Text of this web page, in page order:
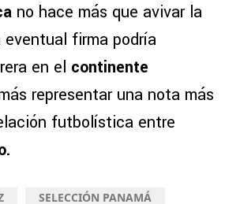
no hace más que avivar la
eventual firma podría
en el continente
representar una nota más
futbolística entre
SELECCIÓN PANAMÁ